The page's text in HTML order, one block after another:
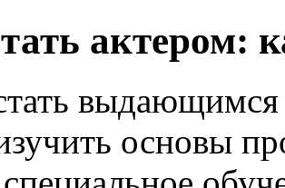
актером:
выдающимся
основы